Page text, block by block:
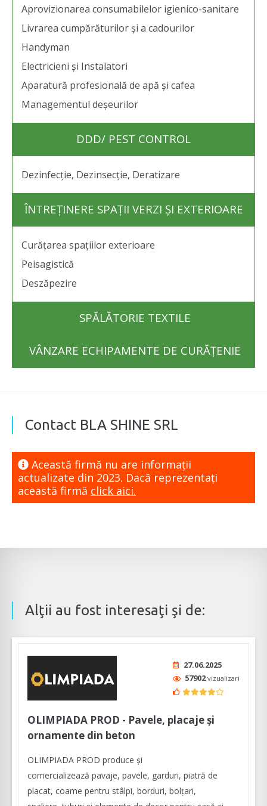
Aprovizionarea consumabilelor igienico-sanitare
Livrarea cumpărăturilor și a cadourilor
Handyman
Electricieni și Instalatori
Aparatură profesională de apă și cafea
Managementul deșeurilor
DDD/ PEST CONTROL
Dezinfecție, Dezinsecție, Deratizare
ÎNTREȚINERE SPAȚII VERZI ȘI EXTERIOARE
Curățarea spațiilor exterioare
Peisagistică
Deszăpezire
SPĂLĂTORIE TEXTILE
VÂNZARE ECHIPAMENTE DE CURĂȚENIE
Contact BLA SHINE SRL
Această firmă nu are informaţii
actualizate din 2023. Dacă reprezentaţi
această firmă click aici.
Alţii au fost interesaţi şi de:
27.06.2025
57902vizualizari
OLIMPIADA PROD - Pavele, placaje și
ornamente din beton
OLIMPIADA PROD produce și
comercializează pavaje, pavele, garduri, piatră de
placat, coame pentru stâlpi, borduri, bolțari,